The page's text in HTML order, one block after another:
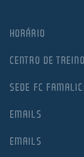
HORÁRIO
CENTRO DE
SEDE FC
EMAILS
EMAILS